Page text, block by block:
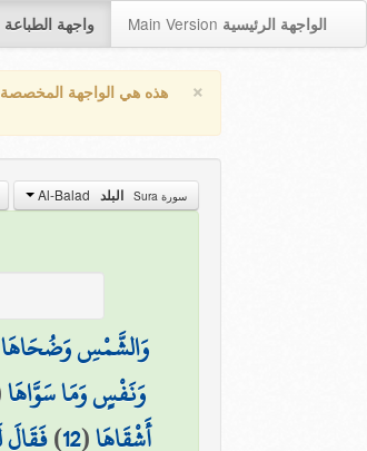
واجهة الطباعة Main Version الواجهة الرئيسية
× هذه هي الواجهة المخصصة
سورة Sura البلد
وَالشَّمْسِ وَضُحَاهَا
وَنَفْسٍ وَمَا سَوَّاهَا
أَشْقَاهَا(
12
)فَقَالَ